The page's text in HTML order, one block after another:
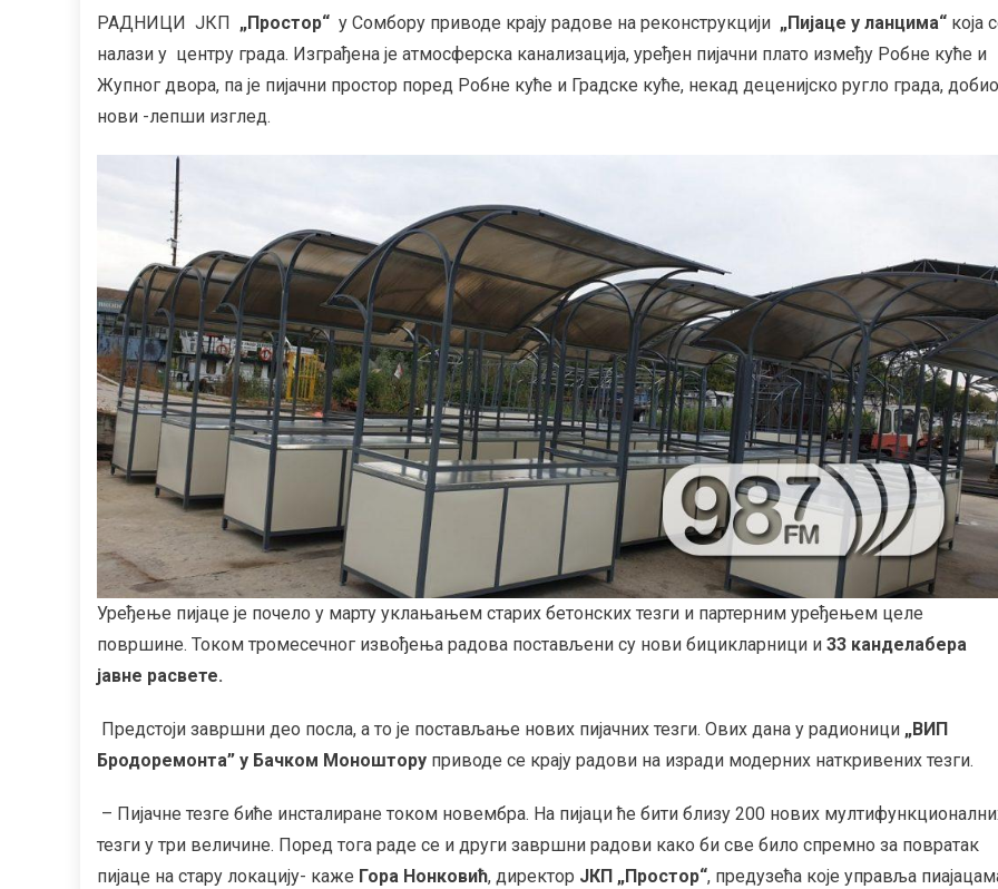
РАДНИЦИ ЈКП „Простор“ у Сомбору приводе крају радове на реконструкцији „Пијаце у ланцима“ која
налази у центру града. Изграђена је атмосферска канализација, уређен пијачни плато између Робне куће и
Жупног двора, па је пијачни простор поред Робне куће и Градске куће, некад деценијско ругло града, добио
нови -лепши изглед.
Уређење пијаце је почело у марту уклањањем старих бетонских тезги и партерним уређењем целе
површине. Током тромесечног извођења радова постављени су нови бицикларници и 33 канделабера
јавне расвете.
Предстоји завршни део посла, а то је постављање нових пијачних тезги. Ових дана у радионици „ВИП
Бродоремонта” у Бачком Моноштору приводе се крају радови на изради модерних наткривених тезги.
– Пијачне тезге биће инсталиране током новембра. На пијаци ће бити близу 200 нових
тезги у три величине. Поред тога раде се и други завршни радови како би све било спремно за повратак
пијаце на стару локацију- каже Гора Нонковић, директор ЈКП „Простор“, предузећа које управља